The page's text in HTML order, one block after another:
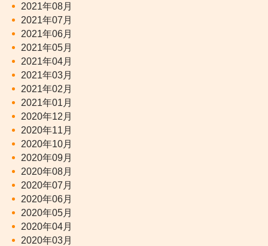
2021年08月
2021年07月
2021年06月
2021年05月
2021年04月
2021年03月
2021年02月
2021年01月
2020年12月
2020年11月
2020年10月
2020年09月
2020年08月
2020年07月
2020年06月
2020年05月
2020年04月
2020年03月